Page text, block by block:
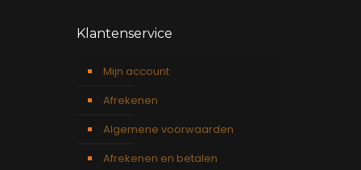
Klantenservice
Mijn account
Afrekenen
Algemene voorwaarden
Afrekenen en betalen